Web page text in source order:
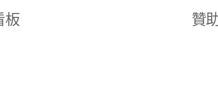
板 贊